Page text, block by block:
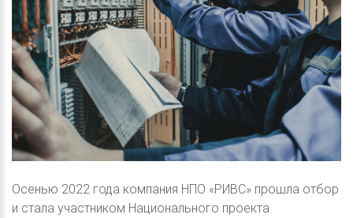
Осенью 2022 года компания НПО «РИВС» прошла отбор
и стала участником Национального проекта